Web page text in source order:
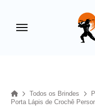
HomeTodos os Brindes
Porta Lápis de Crochê